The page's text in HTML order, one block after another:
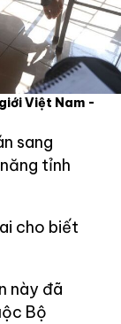
Việt Nam -
sang
tỉnh
cho biết
này đã
Bộ